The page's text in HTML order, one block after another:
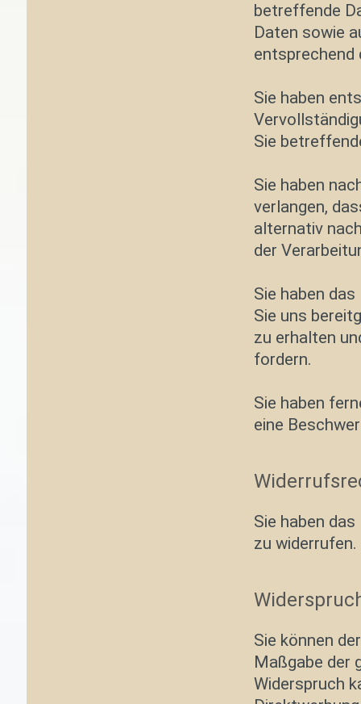
betreffende
Daten sowie
entsprechend
Sie haben
Sie
Sie haben
verlangen,
alternativ
der
Sie haben
Sie uns
zu erhalten
fordern.
Sie haben
eine
Sie haben
zu widerrufen.
Sie können
Maßgabe der
Widerspruch